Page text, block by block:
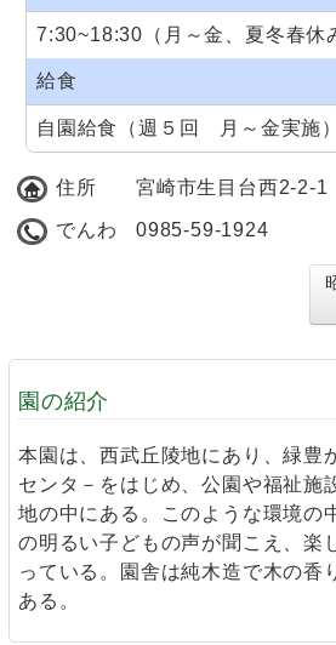
7:30~18:30（月～金、夏冬春休
給食
自園給食（週５回 月～金実施）
住所 宮崎市生目台西2-2-1
でんわ 0985-59-1924
園の紹介
本園は、西武丘陵地にあり、緑豊
センタ－をはじめ、公園や福祉施
地の中にある。このような環境の
の明るい子どもの声が聞こえ、楽
っている。園舎は純木造で木の香
ある。